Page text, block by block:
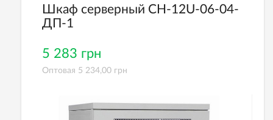
Шкаф серверный СН-12U-06-04-
ДП-1
5 283 грн
Оптовая 5 234,00 грн